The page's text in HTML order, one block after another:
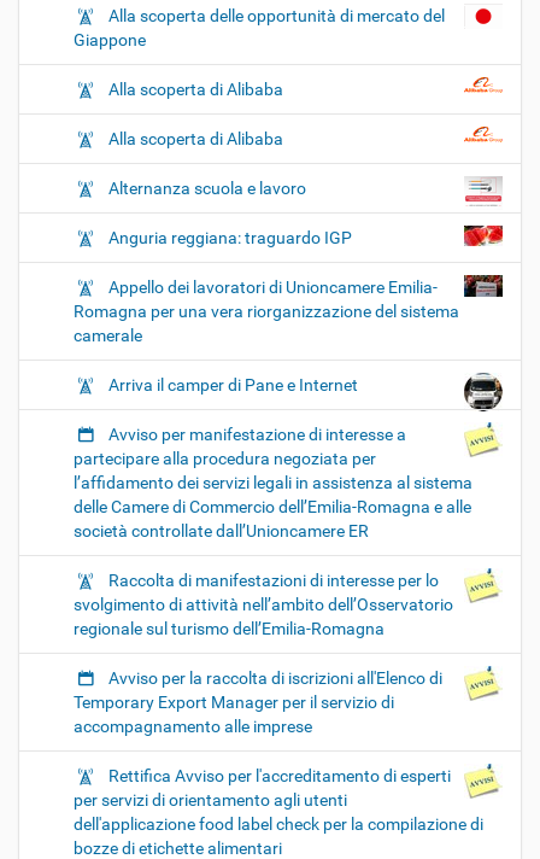
Alla scoperta delle opportunità di mercato del
Giappone
Alla scoperta di Alibaba
Alla scoperta di Alibaba
Alternanza scuola e lavoro
Anguria reggiana: traguardo IGP
Appello dei lavoratori di Unioncamere Emilia-
Romagna per una vera riorganizzazione del sistema
camerale
Arriva il camper di Pane e Internet
Avviso per manifestazione di interesse a
partecipare alla procedura negoziata per
l’affidamento dei servizi legali in assistenza al sistema
delle Camere di Commercio dell’Emilia-Romagna e alle
società controllate dall’Unioncamere ER
Raccolta di manifestazioni di interesse per lo
svolgimento di attività nell’ambito dell’Osservatorio
regionale sul turismo dell’Emilia-Romagna
Avviso per la raccolta di iscrizioni all'Elenco di
Temporary Export Manager per il servizio di
accompagnamento alle imprese
Rettifica Avviso per l'accreditamento di esperti
per servizi di orientamento agli utenti
dell'applicazione food label check per la compilazione di
bozze di etichette alimentari